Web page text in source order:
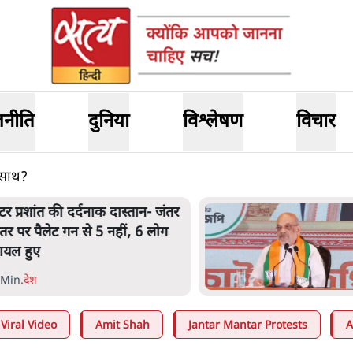
दुनिया विश्लेषण विचार
प्रशांत की दर्दनाक दास्तान- जंतर
पर पैलेट गन से 5 नहीं, 6 लोग
हुए
.देश
Viral Video Amit Shah Jantar Mantar Protests